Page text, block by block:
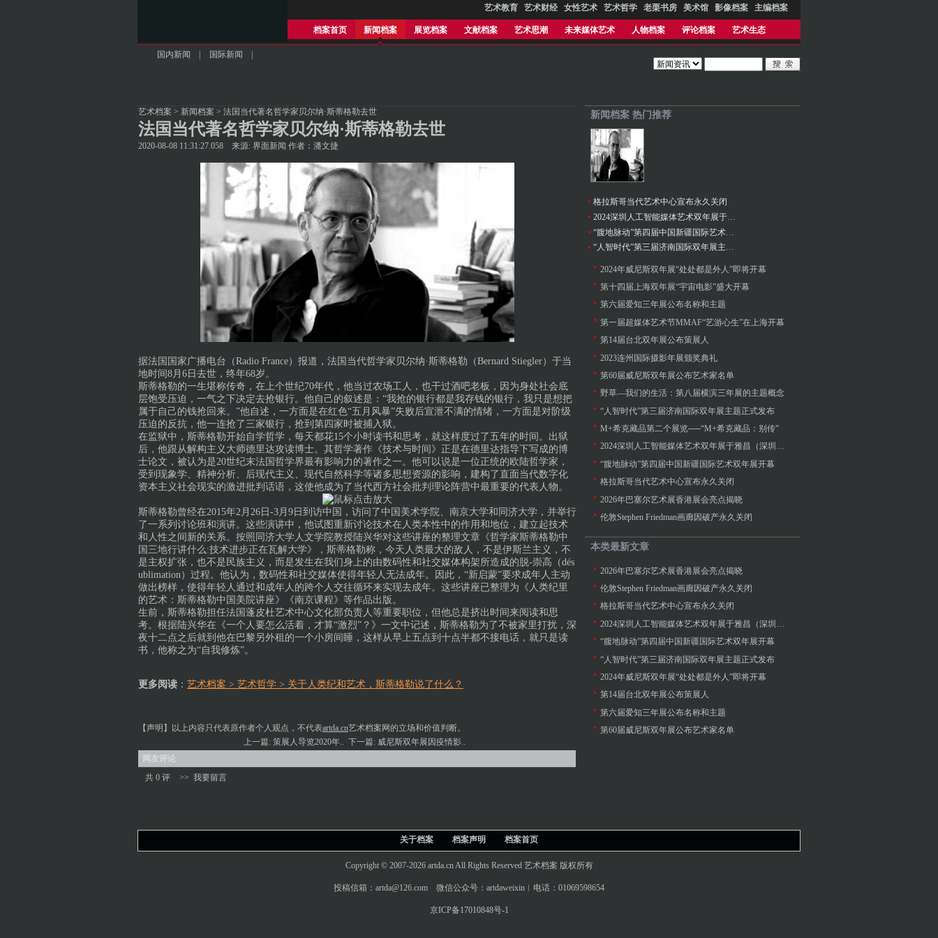
艺术教育 艺术财经 女性艺术 艺术哲学 老栗书房 美术馆 影像档案 主编档案
档案首页 新闻档案 展览档案 文献档案 艺术思潮 未来媒体艺术 人物档案 评论档案 艺术生态
国内新闻 国际新闻
艺术档案 > 新闻档案 > 法国当代著名哲学家贝尔纳·斯蒂格勒去世
法国当代著名哲学家贝尔纳·斯蒂格勒去世
2020-08-08 11:31:27.058 来源: 界面新闻 作者：潘文捷
据法国国家广播电台（Radio France）报道，法国当代哲学家贝尔纳·斯蒂格勒（Bernard Stiegler）于当
地时间8月6日去世，终年68岁。
斯蒂格勒的一生堪称传奇，在上个世纪70年代，他当过农场工人，也干过酒吧老板，因为身处社会底
层饱受压迫，一气之下决定去抢银行。他自己的叙述是：“我抢的银行都是我存钱的银行，我只是想把
属于自己的钱抢回来。”他自述，一方面是在红色“五月风暴”失败后宣泄不满的情绪，一方面是对阶级
压迫的反抗，他一连抢了三家银行，抢到第四家时被捕入狱。
在监狱中，斯蒂格勒开始自学哲学，每天都花15个小时读书和思考，就这样度过了五年的时间。出狱
后，他跟从解构主义大师德里达攻读博士。其哲学著作《技术与时间》正是在德里达指导下写成的博
士论文，被认为是20世纪末法国哲学界最有影响力的著作之一。他可以说是一位正统的欧陆哲学家，
受到现象学、精神分析、后现代主义、现代自然科学等诸多思想资源的影响，建构了直面当代数字化
资本主义社会现实的激进批判话语，这使他成为了当代西方社会批判理论阵营中最重要的代表人物。
斯蒂格勒曾经在2015年2月26日-3月9日到访中国，访问了中国美术学院、南京大学和同济大学，并举行
了一系列讨论班和演讲。这些演讲中，他试图重新讨论技术在人类本性中的作用和地位，建立起技术
和人性之间新的关系。按照同济大学人文学院教授陆兴华对这些讲座的整理文章《哲学家斯蒂格勒中
国三地行讲什么:技术进步正在瓦解大学》，斯蒂格勒称，今天人类最大的敌人，不是伊斯兰主义，不
是主权扩张，也不是民族主义，而是发生在我们身上的由数码性和社交媒体构架所造成的脱-崇高（dés
ublimation）过程。他认为，数码性和社交媒体使得年轻人无法成年。因此，“新启蒙”要求成年人主动
做出榜样，使得年轻人通过和成年人的跨个人交往循环来实现去成年。这些讲座已整理为《人类纪里
的艺术：斯蒂格勒中国美院讲座》《南京课程》等作品出版。
生前，斯蒂格勒担任法国蓬皮杜艺术中心文化部负责人等重要职位，但他总是挤出时间来阅读和思
考。根据陆兴华在《一个人要怎么活着，才算“激烈”？》一文中记述，斯蒂格勒为了不被家里打扰，深
夜十二点之后就到他在巴黎另外租的一个小房间睡，这样从早上五点到十点半都不接电话，就只是读
书，他称之为“自我修炼”。
更多阅读 ： 艺术档案 > 艺术哲学 > 关于人类纪和艺术，斯蒂格勒说了什么？
【声明】以上内容只代表原作者个人观点，不代表artda.cn艺术档案网的立场和价值判断。
上一篇: 策展人导览2020年.. 下一篇: 威尼斯双年展因疫情影..
网友评论
共 0 评
>> 我要留言
新闻档案 热门推荐
格拉斯哥当代艺术中心宣布永久关闭
“人智时代”第三届济南国际双年展主题正式发布
2024年威尼斯双年展“处处都是外人”即将开幕
第十四届上海双年展“宇宙电影”盛大开幕
第六届爱知三年展公布名称和主题
第一届超媒体艺术节MMAF“艺游心生”在上海开幕
第14届台北双年展公布策展人
2023连州国际摄影年展颁奖典礼
第60届威尼斯双年展公布艺术家名单
野草—我们的生活：第八届横滨三年展的主题概念
“人智时代”第三届济南国际双年展主题正式发布
M+希克藏品第二个展览──“M+希克藏品：别传”
2024深圳人工智能媒体艺术双年展于雅昌（深圳）艺术中心隆重开幕
“腹地脉动”第四届中国新疆国际艺术双年展开幕
格拉斯哥当代艺术中心宣布永久关闭
2026年巴塞尔艺术展香港展会亮点揭晓
伦敦Stephen Friedman画廊因破产永久关闭
本类最新文章
2026年巴塞尔艺术展香港展会亮点揭晓
伦敦Stephen Friedman画廊因破产永久关闭
格拉斯哥当代艺术中心宣布永久关闭
2024深圳人工智能媒体艺术双年展于雅昌（深圳）艺术中心隆重开幕
“腹地脉动”第四届中国新疆国际艺术双年展开幕
“人智时代”第三届济南国际双年展主题正式发布
2024年威尼斯双年展“处处都是外人”即将开幕
第14届台北双年展公布策展人
第六届爱知三年展公布名称和主题
第60届威尼斯双年展公布艺术家名单
关于档案 档案声明 档案首页
Copyright © 2007-2026 artda.cn All Rights Reserved 艺术档案 版权所有
投稿信箱：artda@126.com 微信公众号：artdaweixin︱电话：01069598654
京ICP备17010848号-1